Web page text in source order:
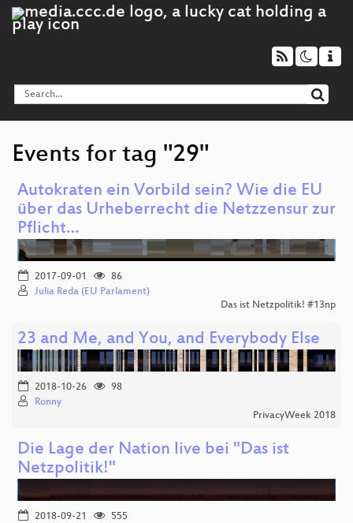
Events for tag "29"
Autokraten ein Vorbild sein? Wie die EU
über das Urheberrecht die Netzzensur zur
Pflicht…
2017-09-01
86
Julia Reda (EU Parlament)
Das ist Netzpolitik! #13np
23 and Me, and You, and Everybody Else
2018-10-26
98
Ronny
PrivacyWeek 2018
Die Lage der Nation live bei "Das ist
Netzpolitik!"
2018-09-21
555